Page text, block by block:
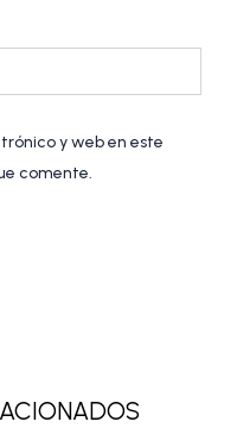
y web en este
comente.